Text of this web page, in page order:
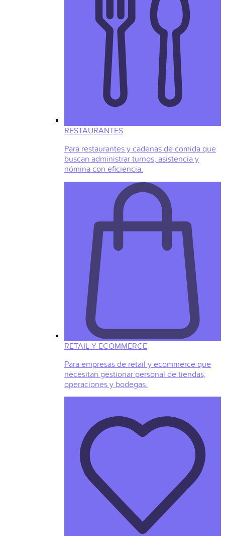
RESTAURANTES
Para restaurantes y cadenas de comida que
buscan administrar turnos, asistencia y
nómina con eficiencia.
RETAIL Y ECOMMERCE
Para empresas de retail y ecommerce que
necesitan gestionar personal de tiendas,
operaciones y bodegas.